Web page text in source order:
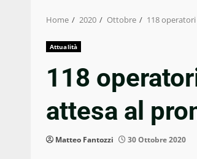
Home 2020 Ottobre 118
Attualità
118
attesa al
Matteo Fantozzi 30 Ottobre 2020